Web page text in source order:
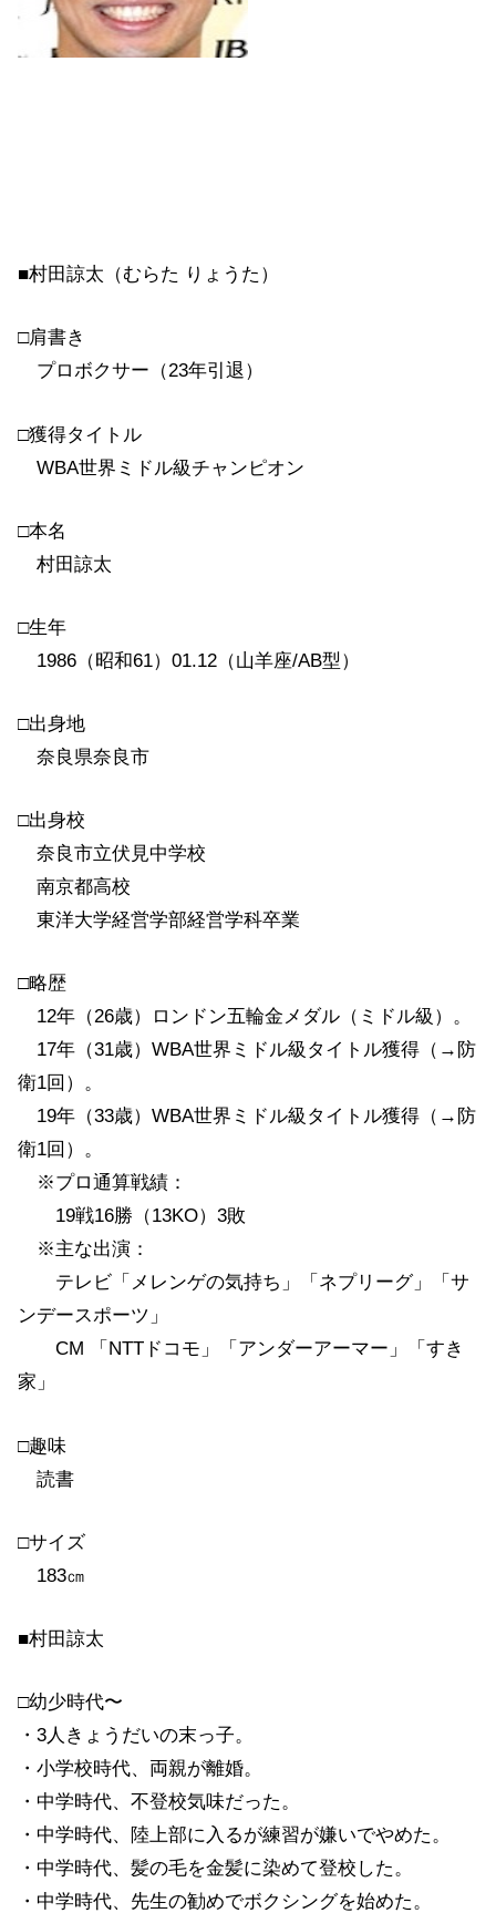
■村田諒太（むらた りょうた）
□肩書き
プロボクサー（23年引退）
□獲得タイトル
WBA世界ミドル級チャンピオン
□本名
村田諒太
□生年
1986（昭和61）01.12（山羊座/AB型）
□出身地
奈良県奈良市
□出身校
奈良市立伏見中学校
南京都高校
東洋大学経営学部経営学科卒業
□略歴
12年（26歳）ロンドン五輪金メダル（ミドル級）。
17年（31歳）WBA世界ミドル級タイトル獲得（→防
衛1回）。
19年（33歳）WBA世界ミドル級タイトル獲得（→防
衛1回）。
※プロ通算戦績：
19戦16勝（13KO）3敗
※主な出演：
テレビ「メレンゲの気持ち」「ネプリーグ」「サ
ンデースポーツ」
CM 「NTTドコモ」「アンダーアーマー」「すき
家」
□趣味
読書
□サイズ
183㎝
■村田諒太
□幼少時代〜
・3人きょうだいの末っ子。
・小学校時代、両親が離婚。
・中学時代、不登校気味だった。
・中学時代、陸上部に入るが練習が嫌いでやめた。
・中学時代、髪の毛を金髪に染めて登校した。
・中学時代、先生の勧めでボクシングを始めた。